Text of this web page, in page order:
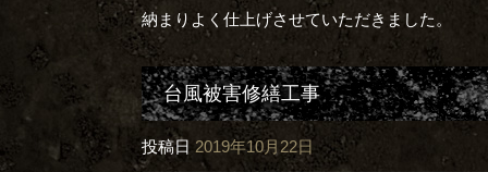
納まりよく仕上げさせていただきました。
台風被害修繕工事
投稿日 2019年10月22日